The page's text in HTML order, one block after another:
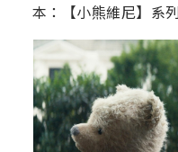
本：【小熊維尼】系列